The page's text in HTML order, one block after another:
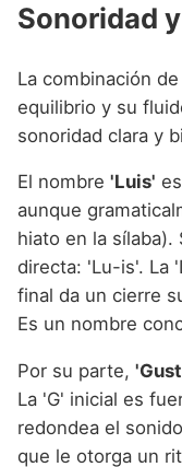
Sonoridad
La combinación de
equilibrio y su
sonoridad clara y
El nombre 'Luis'
aunque
hiato en la
directa: 'Lu-is'. La
final da un cierre
Es un nombre
Por su parte,
La 'G' inicial es
redondea el
que le otorga un